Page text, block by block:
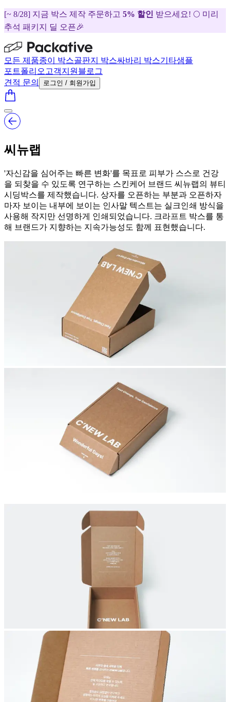
[~ 8/28] 지금 박스 제작 주문하고 5% 할인 받으세요! 🌕 미리
추석 패키지 딜 오픈🎉
모든 제품종이 박스골판지 박스싸바리 박스기타샘플
포트폴리오 고객지원 블로그
견적 문의
로그인 / 회원가입
씨뉴랩
'자신감을 심어주는 빠른 변화'를 목표로 피부가 스스로 건강
을 되찾을 수 있도록 연구하는 스킨케어 브랜드 씨뉴랩의 뷰티
시딩박스를 제작했습니다. 상자를 오픈하는 부분과 오픈하자
마자 보이는 내부에 보이는 인사말 텍스트는 실크인쇄 방식을
사용해 작지만 선명하게 인쇄되었습니다. 크라프트 박스를 통
해 브랜드가 지향하는 지속가능성도 함께 표현했습니다.